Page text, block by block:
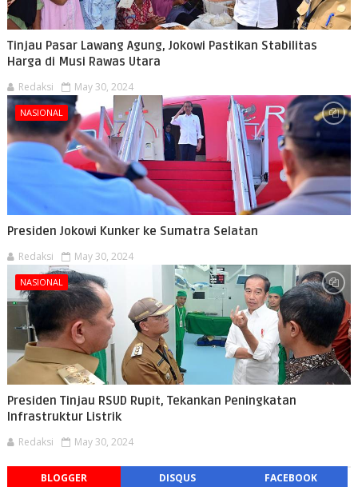
Tinjau Pasar Lawang Agung, Jokowi Pastikan Stabilitas
Harga di Musi Rawas Utara
Redaksi May 30, 2024
NASIONAL
Presiden Jokowi Kunker ke Sumatra Selatan
Redaksi May 30, 2024
NASIONAL
Presiden Tinjau RSUD Rupit, Tekankan Peningkatan
Infrastruktur Listrik
Redaksi May 30, 2024
BLOGGER DISQUS FACEBOOK